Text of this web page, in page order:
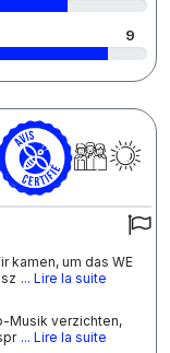
9
kamen, um das WE
... Lire la suite
Musik verzichten,
... Lire la suite